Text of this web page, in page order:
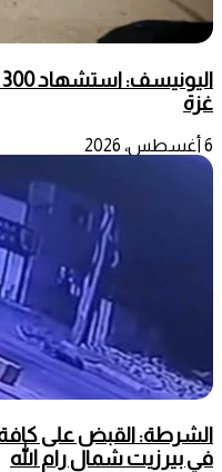
غزة
6 أغسطس، 2026
الشرطة: القبض على كافة
في بيرزيت شمال رام الله